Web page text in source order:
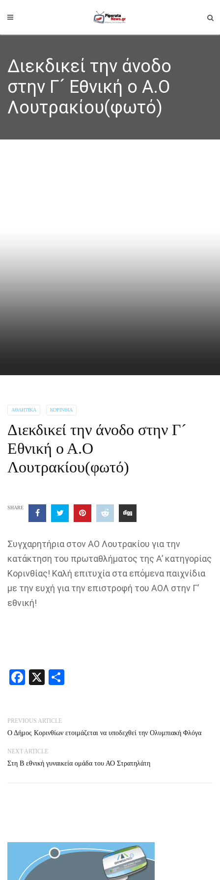
Διεκδικεί την άνοδο
στην Γ´ Εθνική ο Α.Ο
Λουτρακίου(φωτό)
ΑΘΛΗΤΙΚΆ ΚΟΡΙΝΘΊΑ
Διεκδικεί την άνοδο στην Γ´
Εθνική ο Α.Ο
Λουτρακίου(φωτό)
SHARE
Συγχαρητήρια στον ΑΟ Λουτρακίου για την
κατάκτηση του πρωταθλήματος της Α’ κατηγορίας
Κορινθίας! Καλή επιτυχία στα επόμενα παιχνίδια
με την ευχή για την επιστροφή του ΑΟΛ στην Γ’
εθνική!
Facebook
X
PREVIOUS ARTICLE
Ο Δήμος Κορινθίων ετοιμάζεται να υποδεχθεί την Ολυμπιακή Φλόγα
NEXT ARTICLE
Στη Β εθνική γυναικεία ομάδα του ΑΟ Στρατηλάτη